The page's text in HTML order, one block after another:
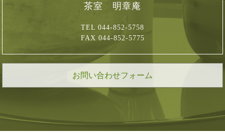
茶室 明章庵
TEL 044-852-5758
FAX 044-852-5775
お問い合わせフォーム